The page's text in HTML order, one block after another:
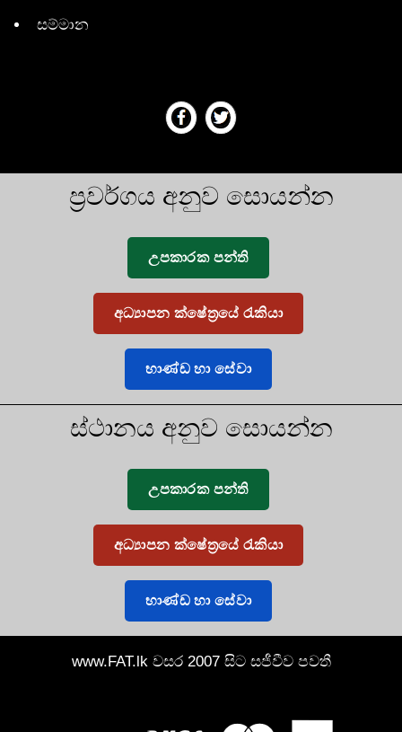
සම්මාන
ප්‍රවර්ගය අනුව සොයන්න
උපකාරක පන්ති
අධ්‍යාපන ක්ෂේත්‍රයේ රැකියා
භාණ්ඩ හා සේවා
ස්ථානය අනුව සොයන්න
උපකාරක පන්ති
අධ්‍යාපන ක්ෂේත්‍රයේ රැකියා
භාණ්ඩ හා සේවා
www.FAT.lk වසර 2007 සිට සජීවීව පවතී